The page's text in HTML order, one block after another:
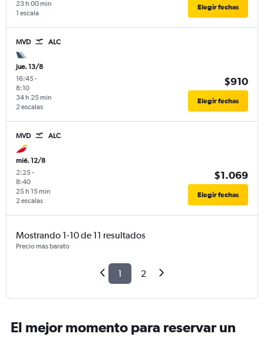
1 escala
23 h 00 min Elegir fechas
MVD ALC
jue. 13/8
16:45-
8:10
2 escalas
34 h 25 min
$910
Elegir fechas
MVD ALC
mié. 12/8
2:25-
8:40
2 escalas
25 h 15 min
$1.069
Elegir fechas
Mostrando 1-10 de 11 resultados
Precio más barato
1 2
El mejor momento para reservar un